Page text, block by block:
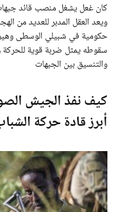
كان غعل يشغل منصب قائد
ويعد العقل المدبر للعديد من
حكومية في شبيلي الوسطى
سقوطه يمثل ضربة قوية
والتنسيق بين الجبهات
كيف نفذ الجيش
أبرز قادة حركة